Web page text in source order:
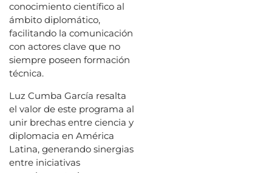
conocimiento científico al
ámbito diplomático,
facilitando la comunicación
con actores clave que no
siempre poseen formación
técnica.
Luz Cumba García resalta
el valor de este programa al
unir brechas entre ciencia y
diplomacia en América
Latina, generando sinergias
entre iniciativas